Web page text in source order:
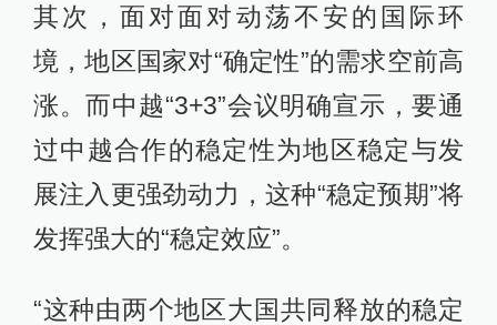
其次，面对面对动荡不安的国际环
境，地区国家对“确定性”的需求空前高
涨。而中越“3+3”会议明确宣示，要通
过中越合作的稳定性为地区稳定与发
展注入更强劲动力，这种“稳定预期”将
发挥强大的“稳定效应”。
“这种由两个地区大国共同释放的稳定